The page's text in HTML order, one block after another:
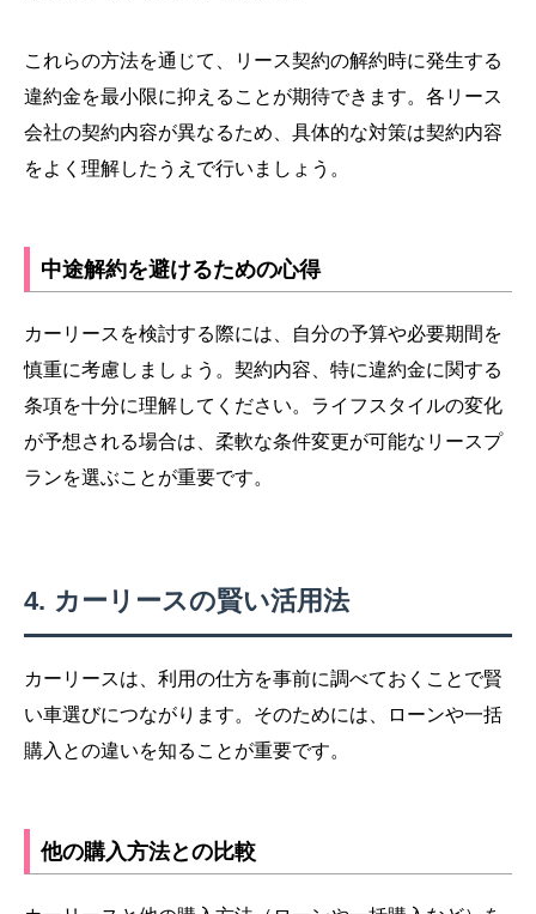
これらの方法を通じて、リース契約の解約時に発生する
違約金を最小限に抑えることが期待できます。各リース
会社の契約内容が異なるため、具体的な対策は契約内容
をよく理解したうえで行いましょう。
中途解約を避けるための心得
カーリースを検討する際には、自分の予算や必要期間を
慎重に考慮しましょう。契約内容、特に違約金に関する
条項を十分に理解してください。ライフスタイルの変化
が予想される場合は、柔軟な条件変更が可能なリースプ
ランを選ぶことが重要です。
カーリースの賢い活用法
カーリースは、利用の仕方を事前に調べておくことで賢
い車選びにつながります。そのためには、ローンや一括
購入との違いを知ることが重要です。
他の購入方法との比較